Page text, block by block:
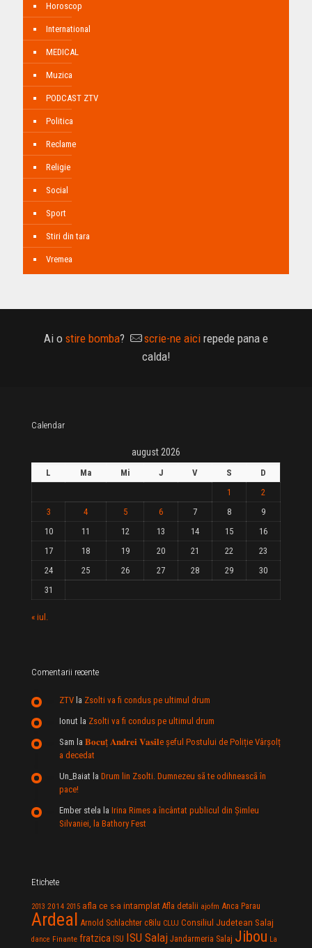
Horoscop
International
MEDICAL
Muzica
PODCAST ZTV
Politica
Reclame
Religie
Social
Sport
Stiri din tara
Vremea
Ai o stire bomba? scrie-ne aici repede pana e
calda!
Calendar
august 2026
L Ma Mi J V S
D
1
2
3
4 5 6 7 8
9
10
11 12 13 14 15
16
17
18 19 20 21 22
23
24
25 26 27 28 29
30
31
« iul.
Comentarii recente
ZTV la Zsolti va fi condus pe ultimul drum
Ionut la Zsolti va fi condus pe ultimul drum
Sam la 𝐁𝐨𝐜𝐮ț 𝐀𝐧𝐝𝐫𝐞𝐢 𝐕𝐚𝐬𝐢𝐥e şeful Postului de Poliție Vârșolț
a decedat
Un_Baiat la Drum lin Zsolti. Dumnezeu sã te odihneascã în
pace!
Ember stela la Irina Rimes a încântat publicul din Şimleu
Silvaniei, la Bathory Fest
Etichete
2013 2014 2015 afla ce s-a intamplat Afla detalii ajofm Anca Parau
Ardeal Arnold Schlachter c8ilu CLUJ Consiliul Judetean Salaj
dance Finante fratzica ISU ISU Salaj Jandarmeria Salaj Jibou La